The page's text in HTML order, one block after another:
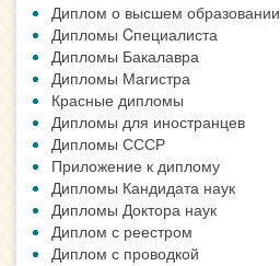
Диплом о высшем образовании
Дипломы Cпециалиста
Дипломы Бакалавра
Дипломы Магистра
Красные дипломы
Дипломы для иностранцев
Дипломы СССР
Приложение к диплому
Дипломы Кандидата наук
Дипломы Доктора наук
Диплом с реестром
Диплом с проводкой